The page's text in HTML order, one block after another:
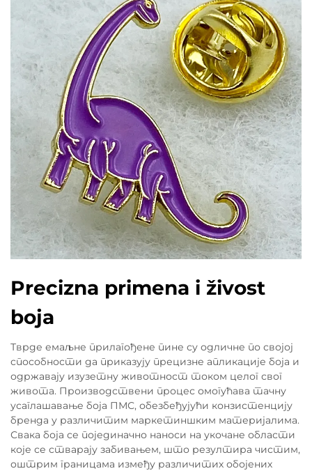
Precizna primena i živost
boja
Тврде емаљне прилагођене пине су одличне по својој
способности да приказују прецизне апликације боја и
одржавају изузетну животност током целог свог
живота. Производствени процес омогућава тачну
усаглашавање боја ПМС, обезбеђујући конзистенцију
бренда у различитим маркетиншким материјалима.
Свака боја се појединачно наноси на укочане области
које се стварају забивањем, што резултира чистим,
оштрим границама између различитих обојених